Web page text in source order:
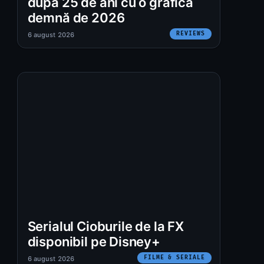
demnă de 2026
REVIEWS
6 august 2026
Serialul Cioburile de la FX
disponibil pe Disney+
FILME & SERIALE
6 august 2026